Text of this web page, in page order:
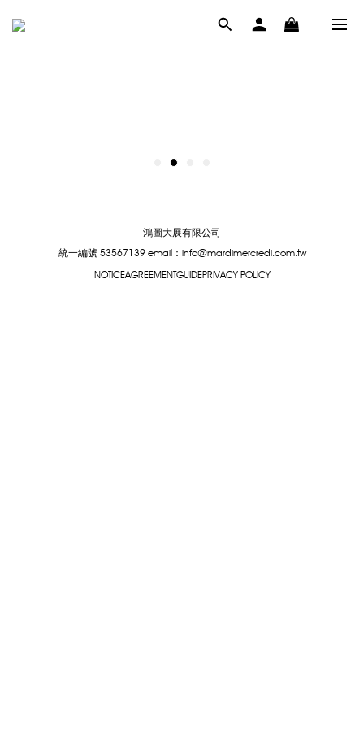
鴻圖大展有限公司
統一編號 53567139 email：info@mardimercredi.com.tw
NOTICEAGREEMENTGUIDEPRIVACY POLICY